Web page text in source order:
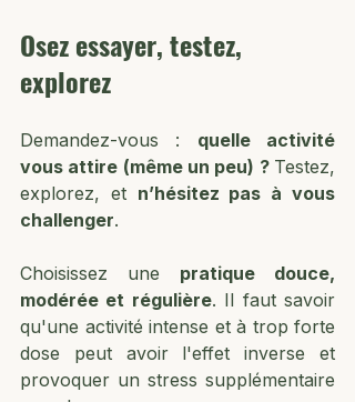
Osez essayer, testez,
explorez
Demandez-vous : quelle activité
vous attire (même un peu) ? Testez,
explorez, et n’hésitez pas à vous
challenger.
Choisissez une pratique douce,
modérée et régulière. Il faut savoir
qu'une activité intense et à trop forte
dose peut avoir l'effet inverse et
provoquer un stress supplémentaire